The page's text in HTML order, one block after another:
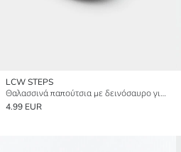
LCW STEPS
Θαλασσινά παπούτσια με δεινόσαυρο για αγόρια με στάμπα
4.99 EUR